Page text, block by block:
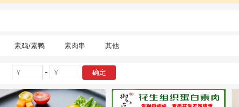
素鸡/素鸭 素肉串 其他
- 确定